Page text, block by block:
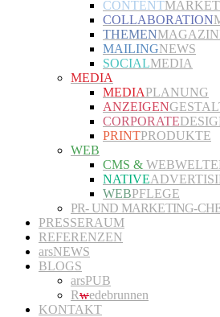
CONTENT
COLLABORATION
THEMEN
MAILINGNEWS
SOCIALMEDIA
MEDIA
MEDIAPLANUNG
ANZEIGEN
CORPORATE
PRINTPRODUKTE
WEB
CMS &
NATIVE
WEBPFLEGE
PR- UND MARKETING-
PRESSERAUM
REFERENZEN
arsNEWS
BLOGS
arsPUB
Rwedebrunnen
KONTAKT